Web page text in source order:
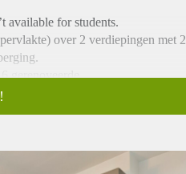
available for students.
over 2 verdiepingen met 2
gerenoveerde
bevindt zich het gezellige